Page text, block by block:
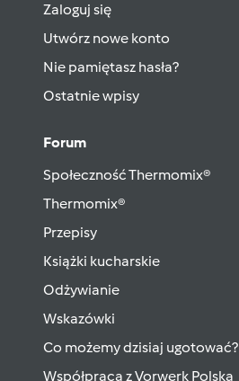
Zaloguj się
Utwórz nowe konto
Nie pamiętasz hasła?
Ostatnie wpisy
Forum
Społeczność Thermomix®
Thermomix®
Przepisy
Książki kucharskie
Odżywianie
Wskazówki
Co możemy dzisiaj ugotować?
Współpraca z Vorwerk Polska